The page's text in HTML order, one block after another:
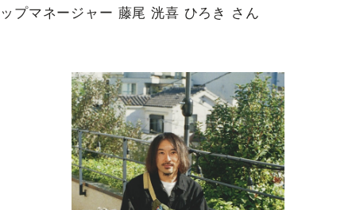
ップマネージャー 藤尾 洸喜 ひろき さん